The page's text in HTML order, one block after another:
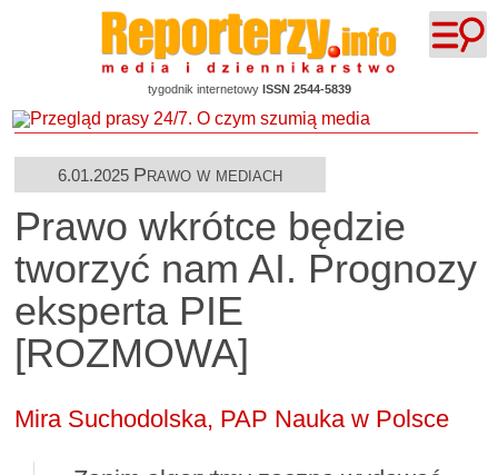
tygodnik internetowy ISSN 2544-5839
6.01.2025 Prawo w mediach
Prawo wkrótce będzie
tworzyć nam AI. Prognozy
eksperta PIE
[ROZMOWA]
Mira Suchodolska, PAP Nauka w Polsce